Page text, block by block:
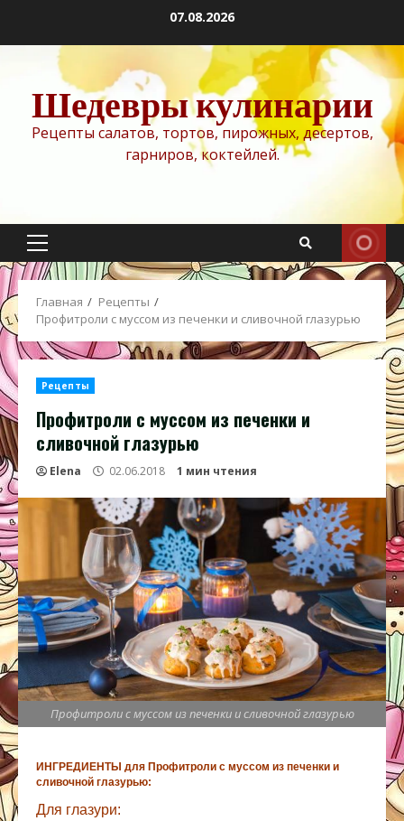
содержимому
07.08.2026
Шедевры кулинарии
Рецепты салатов, тортов, пирожных, десертов,
гарниров, коктейлей.
Основное
меню
Главная
Рецепты
Профитроли с муссом из печенки и сливочной глазурью
Рецепты
Профитроли с муссом из печенки и
сливочной глазурью
Elena 02.06.2018 1 мин чтения
Профитроли с муссом из печенки и сливочной глазурью
ИНГРЕДИЕНТЫ для Профитроли с муссом из печенки и
сливочной глазурью:
Для глазури: